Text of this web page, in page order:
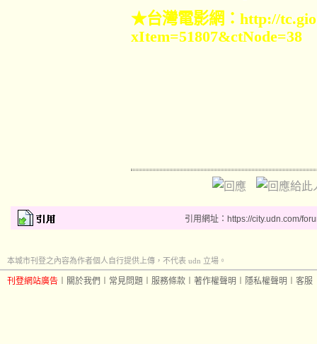
★台灣電影網： http://
xItem=51807&ctNode=38
引用網址：https://city.udn.com/
本城市刊登之內容為作者個人自行提供上傳，不代表 udn 立場。
刊登網站廣告 關於我們 常見問題 服務條款 著作權聲明 隱私權聲明 客服